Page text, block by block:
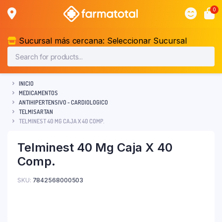
0
Sucursal más cercana: Seleccionar Sucursal
INICIO
MEDICAMENTOS
ANTIHIPERTENSIVO - CARDIOLOGICO
TELMISARTAN
TELMINEST 40 MG CAJA X 40 COMP.
Telminest 40 Mg Caja X 40
Comp.
SKU: 7842568000503